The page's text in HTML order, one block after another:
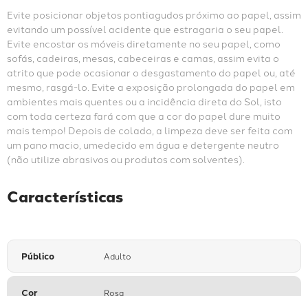
Evite posicionar objetos pontiagudos próximo ao papel, assim
evitando um possível acidente que estragaria o seu papel.
Evite encostar os móveis diretamente no seu papel, como
sofás, cadeiras, mesas, cabeceiras e camas, assim evita o
atrito que pode ocasionar o desgastamento do papel ou, até
mesmo, rasgá-lo. Evite a exposição prolongada do papel em
ambientes mais quentes ou a incidência direta do Sol, isto
com toda certeza fará com que a cor do papel dure muito
mais tempo! Depois de colado, a limpeza deve ser feita com
um pano macio, umedecido em água e detergente neutro
(não utilize abrasivos ou produtos com solventes).
Características
Público Adulto
Cor Rosa